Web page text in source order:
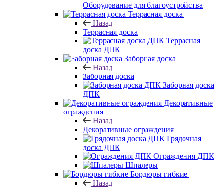
Оборудование для благоустройства
Террасная доска
Назад
Террасная доска
Террасная
доска ДПК
Заборная доска
Назад
Заборная доска
Заборная доска
ДПК
Декоративные
ограждения
Назад
Декоративные ограждения
Грядочная
доска ДПК
Ограждения ДПК
Шпалеры
Бордюры гибкие
Назад